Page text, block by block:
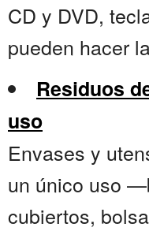
CD y DVD,
pueden hacer
Residuos
uso
Envases y
un único uso
cubiertos,